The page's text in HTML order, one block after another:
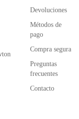
Devoluciones
Métodos de
pago
Compra segura
Preguntas
frecuentes
Contacto